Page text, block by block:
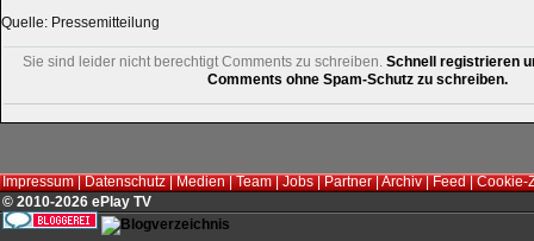
Quelle: Pressemitteilung
Sie sind leider nicht berechtigt Comments zu schreiben. Schnell registrieren
Comments ohne Spam-Schutz zu schreiben.
Impressum|Datenschutz|Medien|Team|Jobs|Partner|Archiv|Feed|Cookie-
© 2010-2026 ePlay TV